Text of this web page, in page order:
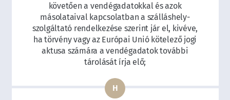
követően a vendégadatokkal és azok
másolataival kapcsolatban a szálláshely-
szolgáltató rendelkezése szerint jár el, kivéve,
ha törvény vagy az Európai Unió kötelező jogi
aktusa számára a vendégadatok további
tárolását írja elő;